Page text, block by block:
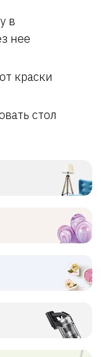
в
нее
краски
стол